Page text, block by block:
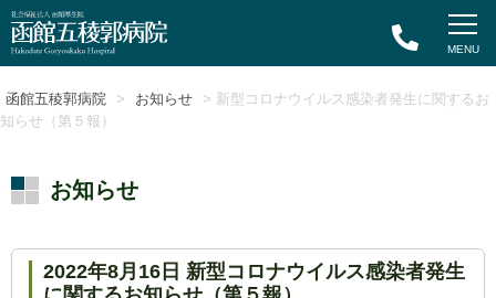
函館五稜郭病院 > お知らせ
> 新型コロナウイルス感染者発生に関するお
知らせ（第５報）
お知らせ
2022年8月16日 新型コロナウイルス感染者発生